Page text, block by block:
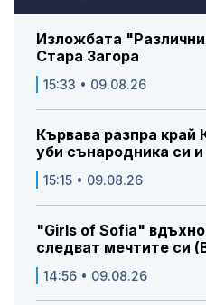
Изложбата
Стара Загора
15:33 • 09.08.26
Кървава разпра край
уби сънародника си
15:15 • 09.08.26
"Girls of Sofia"
следват мечтите си
14:56 • 09.08.26